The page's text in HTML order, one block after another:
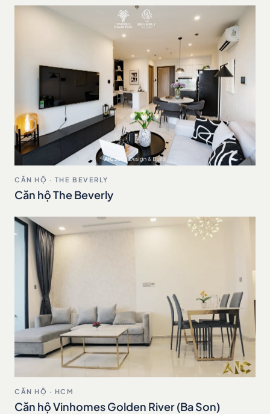
CĂN HỘ · THE BEVERLY
Căn hộ The Beverly
CĂN HỘ · HCM
Căn hộ Vinhomes Golden River (Ba Son)